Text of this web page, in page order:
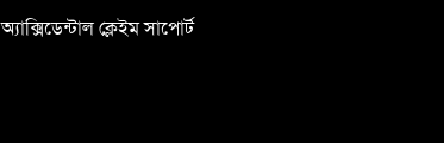
অ্যাক্সিডেন্টাল ক্লেইম সাপোর্ট